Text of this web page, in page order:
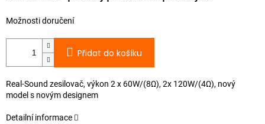
Možnosti doručení
Přidat do košíku
Real-Sound zesilovač, výkon 2 x 60W/(8Ω), 2x 120W/(4Ω), nový
model s novým designem
Detailní informace